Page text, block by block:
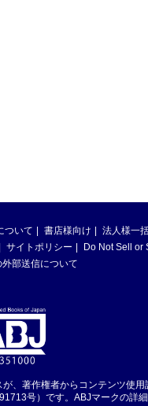
ついて 書店様向け 法人様一
サイトポリシー
Do Not Sell or
部送信について
、著作権者からコンテンツ使
号）です。ABJマークの詳